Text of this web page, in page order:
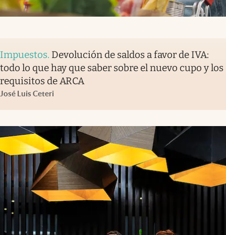
Impuestos. Devolución de saldos a favor de IVA:
todo lo que hay que saber sobre el nuevo cupo y los
requisitos de ARCA
José Luis Ceteri